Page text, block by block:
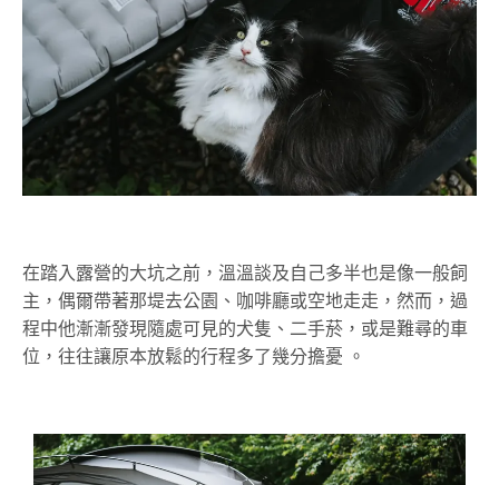
在踏入露營的大坑之前，溫溫談及自己多半也是像一般飼
主，偶爾帶著那堤去公園、咖啡廳或空地走走，然而，過
程中他漸漸發現隨處可見的犬隻、二手菸，或是難尋的車
位，往往讓原本放鬆的行程多了幾分擔憂 。